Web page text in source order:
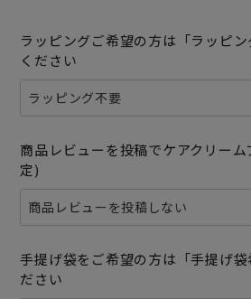
ラッピングご希望の方は「ラッピ
ください
商品レビューを投稿でケアクリー
定)
手提げ袋をご希望の方は「手提げ袋
ださい